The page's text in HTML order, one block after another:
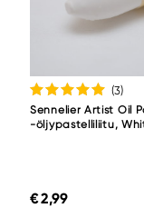
(3)
Sennelier Artist Oil
-öljypastelliliitu,
€ 2,99